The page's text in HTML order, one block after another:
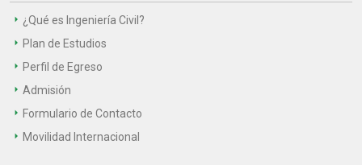
¿Qué es Ingeniería Civil?
Plan de Estudios
Perfil de Egreso
Admisión
Formulario de Contacto
Movilidad Internacional